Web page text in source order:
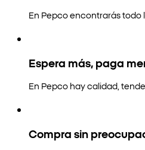
En Pepco encontrarás todo
Espera más, paga
En Pepco hay calidad,
Compra sin